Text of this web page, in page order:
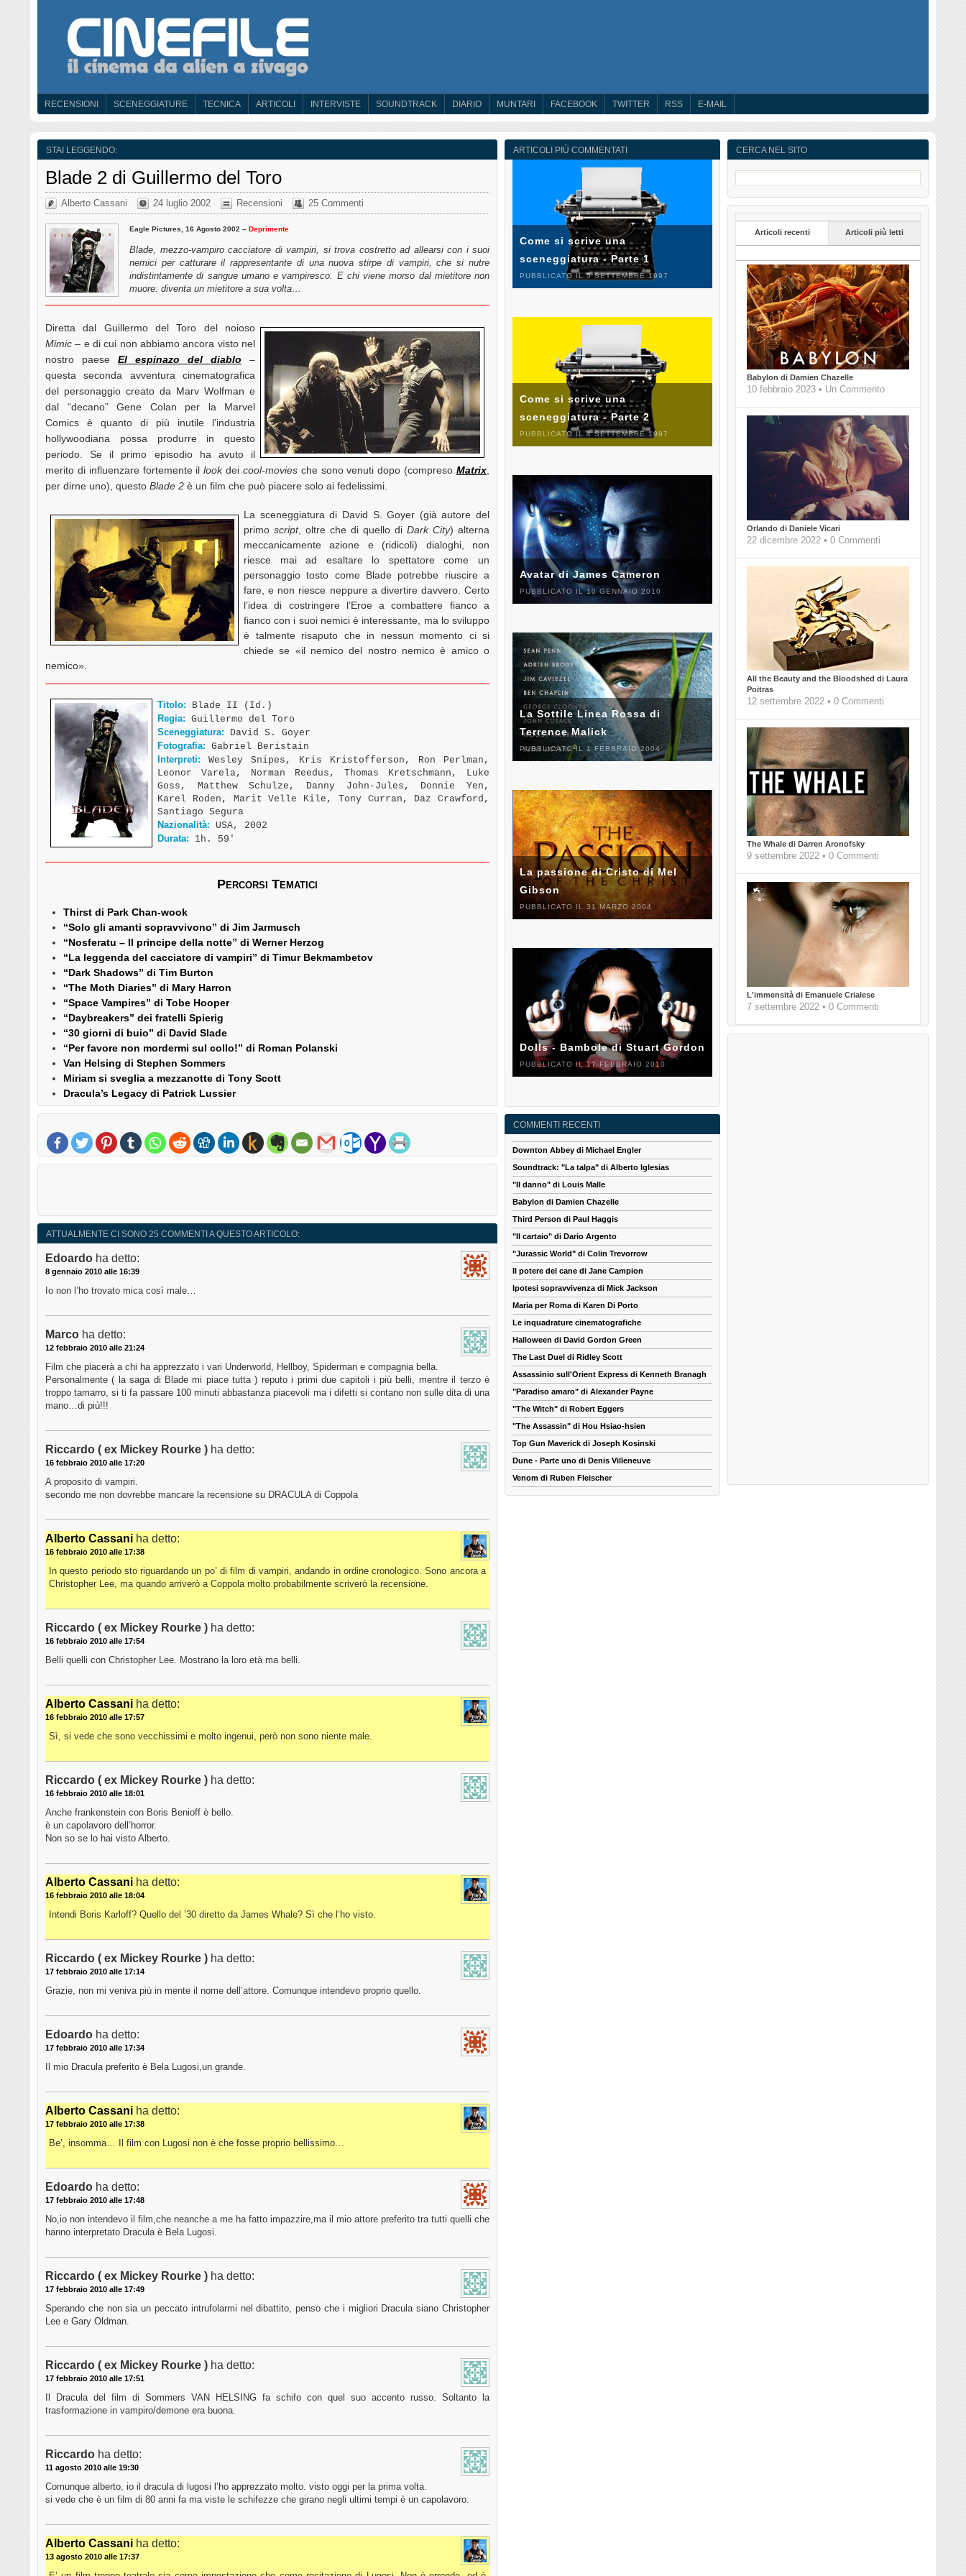
RECENSIONI SCENEGGIATURE TECNICA ARTICOLI INTERVISTE SOUNDTRACK DIARIO MUNTARI FACEBOOK TWITTER RSS E-MAIL
STAI LEGGENDO:
Blade 2 di Guillermo del Toro
Alberto Cassani 24 luglio 2002 Recensioni 25 Commenti
Eagle Pictures, 16 Agosto 2002 – Deprimente
Blade, mezzo-vampiro cacciatore di vampiri, si trova costretto ad allearsi con i suoi
nemici per catturare il rappresentante di una nuova stirpe di vampiri, che si nutre
indistintamente di sangue umano e vampiresco. E chi viene morso dal mietitore non
muore: diventa un mietitore a sua volta…
Diretta dal Guillermo del Toro del noioso
Mimic – e di cui non abbiamo ancora visto nel
nostro paese El espinazo del diablo –
questa seconda avventura cinematografica
del personaggio creato da Marv Wolfman e
dal “decano” Gene Colan per la Marvel
Comics è quanto di più inutile l’industria
hollywoodiana possa produrre in questo
periodo. Se il primo episodio ha avuto il
merito di influenzare fortemente illookdei cool-moviesche sono venuti dopo (compresoMatrix
per dirne uno), questo Blade 2 è un film che può piacere solo ai fedelissimi.
La sceneggiatura di David S. Goyer (già autore del
primo script, oltre che di quello di Dark City) alterna
meccanicamente azione e (ridicoli) dialoghi, non
riesce mai ad esaltare lo spettatore come un
personaggio tosto come Blade potrebbe riuscire a
fare, e non riesce neppure a divertire davvero. Certo
l’idea di costringere l’Eroe a combattere fianco a
fianco con i suoi nemici è interessante, ma lo sviluppo
è talmente risaputo che in nessun momento ci si
chiede se «il nemico del nostro nemico è amico o
nemico».
Titolo: Blade II (Id.)
Regia: Guillermo del Toro
Sceneggiatura: David S. Goyer
Fotografia: Gabriel Beristain
Interpreti: Wesley Snipes, Kris Kristofferson, Ron Perlman,
Leonor Varela, Norman Reedus, Thomas Kretschmann, Luke
Goss, Matthew Schulze, Danny John-Jules, Donnie Yen,
Karel Roden, Marit Velle Kile, Tony Curran, Daz Crawford,
Santiago Segura
Nazionalità: USA, 2002
Durata: 1h. 59′
Percorsi Tematici
Thirst di Park Chan-wook
“Solo gli amanti sopravvivono” di Jim Jarmusch
“Nosferatu – Il principe della notte” di Werner Herzog
“La leggenda del cacciatore di vampiri” di Timur Bekmambetov
“Dark Shadows” di Tim Burton
“The Moth Diaries” di Mary Harron
“Space Vampires” di Tobe Hooper
“Daybreakers” dei fratelli Spierig
“30 giorni di buio” di David Slade
“Per favore non mordermi sul collo!” di Roman Polanski
Van Helsing di Stephen Sommers
Miriam si sveglia a mezzanotte di Tony Scott
Dracula’s Legacy di Patrick Lussier
ATTUALMENTE CI SONO 25 COMMENTI A QUESTO ARTICOLO:
Edoardo ha detto:
8 gennaio 2010 alle 16:39
Io non l’ho trovato mica così male…
Marco ha detto:
12 febbraio 2010 alle 21:24
Film che piacerà a chi ha apprezzato i vari Underworld, Hellboy, Spiderman e compagnia bella.
Personalmente ( la saga di Blade mi piace tutta ) reputo i primi due capitoli i più belli, mentre il terzo è
troppo tamarro, si ti fa passare 100 minuti abbastanza piacevoli ma i difetti si contano non sulle dita di una
mano…di più!!!
Riccardo ( ex Mickey Rourke ) ha detto:
16 febbraio 2010 alle 17:20
A proposito di vampiri.
secondo me non dovrebbe mancare la recensione su DRACULA di Coppola
Alberto Cassani ha detto:
16 febbraio 2010 alle 17:38
In questo periodo sto riguardando un po’ di film di vampiri, andando in ordine cronologico. Sono ancora a
Christopher Lee, ma quando arriverò a Coppola molto probabilmente scriverò la recensione.
Riccardo ( ex Mickey Rourke ) ha detto:
16 febbraio 2010 alle 17:54
Belli quelli con Christopher Lee. Mostrano la loro età ma belli.
Alberto Cassani ha detto:
16 febbraio 2010 alle 17:57
Sì, si vede che sono vecchissimi e molto ingenui, però non sono niente male.
Riccardo ( ex Mickey Rourke ) ha detto:
16 febbraio 2010 alle 18:01
Anche frankenstein con Boris Benioff è bello.
è un capolavoro dell’horror.
Non so se lo hai visto Alberto.
Alberto Cassani ha detto:
16 febbraio 2010 alle 18:04
Intendi Boris Karloff? Quello del ’30 diretto da James Whale? Sì che l’ho visto.
Riccardo ( ex Mickey Rourke ) ha detto:
17 febbraio 2010 alle 17:14
Grazie, non mi veniva più in mente il nome dell’attore. Comunque intendevo proprio quello.
Edoardo ha detto:
17 febbraio 2010 alle 17:34
Il mio Dracula preferito è Bela Lugosi,un grande.
Alberto Cassani ha detto:
17 febbraio 2010 alle 17:38
Be’, insomma… Il film con Lugosi non è che fosse proprio bellissimo…
Edoardo ha detto:
17 febbraio 2010 alle 17:48
No,io non intendevo il film,che neanche a me ha fatto impazzire,ma il mio attore preferito tra tutti quelli che
hanno interpretato Dracula è Bela Lugosi.
Riccardo ( ex Mickey Rourke ) ha detto:
17 febbraio 2010 alle 17:49
Sperando che non sia un peccato intrufolarmi nel dibattito, penso che i migliori Dracula siano Christopher
Lee e Gary Oldman.
Riccardo ( ex Mickey Rourke ) ha detto:
17 febbraio 2010 alle 17:51
Il Dracula del film di Sommers VAN HELSING fa schifo con quel suo accento russo. Soltanto la
trasformazione in vampiro/demone era buona.
Riccardo ha detto:
11 agosto 2010 alle 19:30
Comunque alberto, io il dracula di lugosi l’ho apprezzato molto. visto oggi per la prima volta.
si vede che è un film di 80 anni fa ma viste le schifezze che girano negli ultimi tempi è un capolavoro.
Alberto Cassani ha detto:
13 agosto 2010 alle 17:37
CERCA NEL SITO
Articoli recenti Articoli più letti
Babylon di Damien Chazelle
10 febbraio 2023 • Un Commento
Orlando di Daniele Vicari
22 dicembre 2022 • 0 Commenti
All the Beauty and the Bloodshed di Laura
Poitras
12 settembre 2022 • 0 Commenti
The Whale di Darren Aronofsky
9 settembre 2022 • 0 Commenti
L'immensità di Emanuele Crialese
7 settembre 2022 • 0 Commenti
ARTICOLI PIÙ COMMENTATI
Come si scrive una
sceneggiatura - Parte 1
PUBBLICATO IL 5 SETTEMBRE 1997
Come si scrive una
sceneggiatura - Parte 2
PUBBLICATO IL 4 SETTEMBRE 1997
Avatar di James Cameron
PUBBLICATO IL 10 GENNAIO 2010
La Sottile Linea Rossa di
Terrence Malick
PUBBLICATO IL 1 FEBBRAIO 2004
La passione di Cristo di Mel
Gibson
PUBBLICATO IL 31 MARZO 2004
Dolls - Bambole di Stuart Gordon
PUBBLICATO IL 17 FEBBRAIO 2010
COMMENTI RECENTI
Downton Abbey di Michael Engler
Soundtrack: "La talpa" di Alberto Iglesias
"Il danno" di Louis Malle
Babylon di Damien Chazelle
Third Person di Paul Haggis
"Il cartaio" di Dario Argento
"Jurassic World" di Colin Trevorrow
Il potere del cane di Jane Campion
Ipotesi sopravvivenza di Mick Jackson
Maria per Roma di Karen Di Porto
Le inquadrature cinematografiche
Halloween di David Gordon Green
The Last Duel di Ridley Scott
Assassinio sull'Orient Express di Kenneth Branagh
"Paradiso amaro" di Alexander Payne
"The Witch" di Robert Eggers
"The Assassin" di Hou Hsiao-hsien
Top Gun Maverick di Joseph Kosinski
Dune - Parte uno di Denis Villeneuve
Venom di Ruben Fleischer